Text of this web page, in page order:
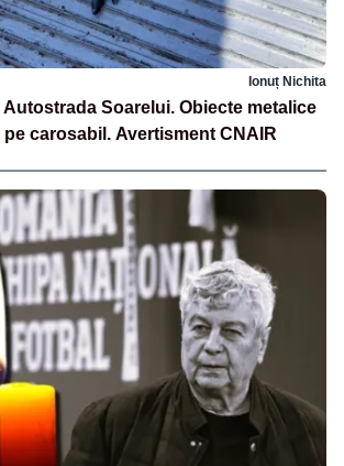
Ionuț Nichita
Soarelui. Obiecte metalice
carosabil. Avertisment CNAIR